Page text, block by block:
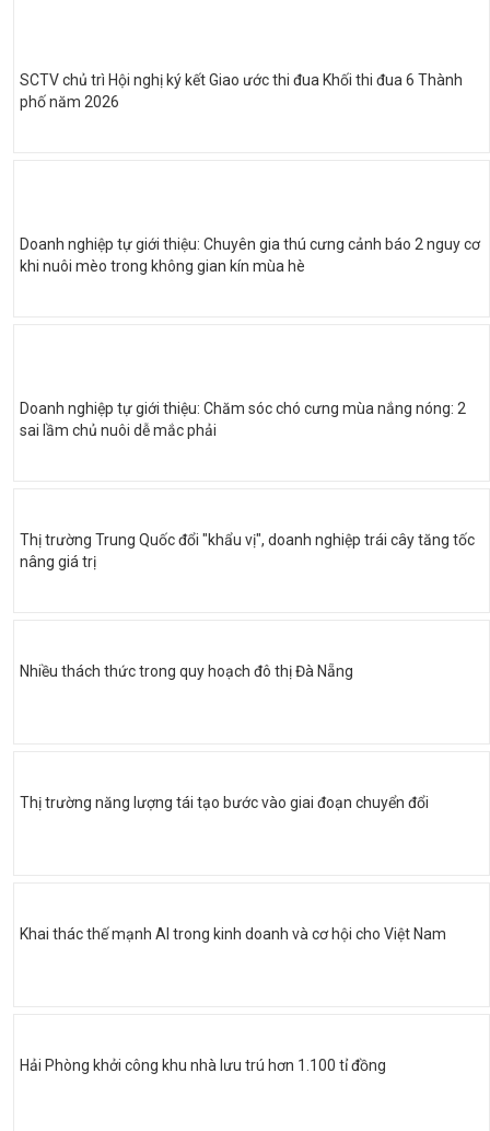
SCTV chủ trì Hội nghị ký kết Giao ước thi đua Khối thi đua 6 Thành
phố năm 2026
Doanh nghiệp tự giới thiệu: Chuyên gia thú cưng cảnh báo 2 nguy cơ
khi nuôi mèo trong không gian kín mùa hè
Doanh nghiệp tự giới thiệu: Chăm sóc chó cưng mùa nắng nóng: 2
sai lầm chủ nuôi dễ mắc phải
Thị trường Trung Quốc đổi "khẩu vị", doanh nghiệp trái cây tăng tốc
nâng giá trị
Nhiều thách thức trong quy hoạch đô thị Đà Nẵng
Thị trường năng lượng tái tạo bước vào giai đoạn chuyển đổi
Khai thác thế mạnh AI trong kinh doanh và cơ hội cho Việt Nam
Hải Phòng khởi công khu nhà lưu trú hơn 1.100 tỉ đồng